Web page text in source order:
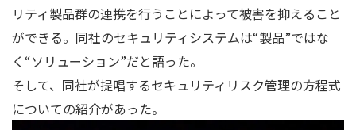
リティ製品群の連携を行うことによって被害を抑えること
ができる。同社のセキュリティシステムは“製品”ではな
く“ソリューション”だと語った。
そして、同社が提唱するセキュリティリスク管理の方程式
についての紹介があった。